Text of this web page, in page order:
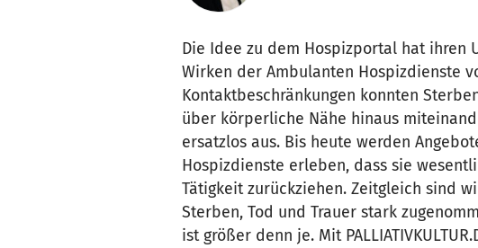
Die Idee zu dem Hospizportal hat ihren
Wirken der Ambulanten Hospizdienste
Kontaktbeschränkungen konnten
über körperliche Nähe hinaus
ersatzlos aus. Bis heute werden
Hospizdienste erleben, dass sie
Tätigkeit zurückziehen. Zeitgleich sind
Sterben, Tod und Trauer stark
ist größer denn je. Mit